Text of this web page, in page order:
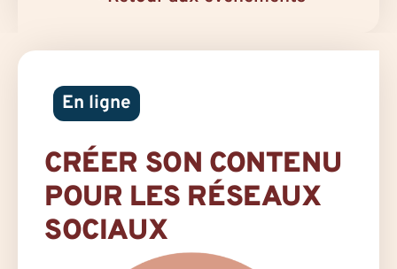
En ligne
CRÉER SON CONTENU
POUR LES RÉSEAUX
SOCIAUX